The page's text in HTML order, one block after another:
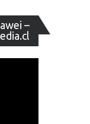
–
de
vídeo